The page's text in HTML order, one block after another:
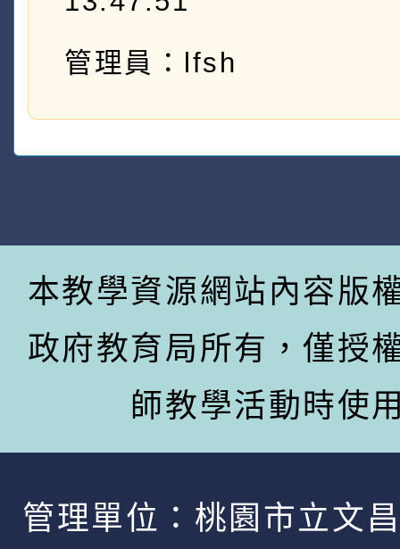
管理員：lfsh
本教學資源網站內容版
政府教育局所有，僅授
師教學活動時使
管理單位： 桃園市立文